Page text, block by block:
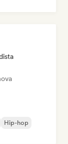
Hip-hop